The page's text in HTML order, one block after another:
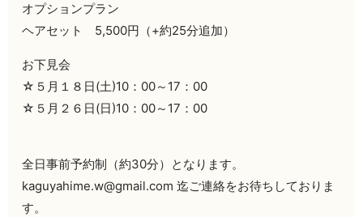
オプションプラン
ヘアセット 5,500円（+約25分追加）
お下見会
☆５月１８日(土)10：00～17：00
☆５月２６日(日)10：00～17：00
全日事前予約制（約30分）となります。
kaguyahime.w@gmail.com 迄ご連絡をお待ちしておりま
す。